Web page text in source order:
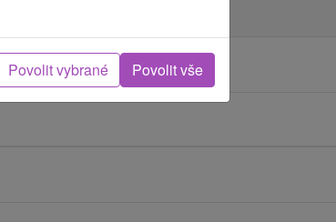
Povolit vybrané Povolit vše